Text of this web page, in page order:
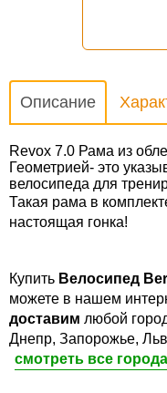
Описание
Revox 7.0 Рама из
Геометрией- это
велосипеда для
Такая рама в
настоящая гонка!
Купить Велосипед
можете в нашем
доставим любой
Днепр, Запорожье,
смотреть все города